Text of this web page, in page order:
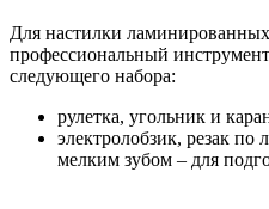
Для настилки ламинированных
профессиональный
следующего набора:
рулетка, угольник и
электролобзик, резак
мелким зубом – для